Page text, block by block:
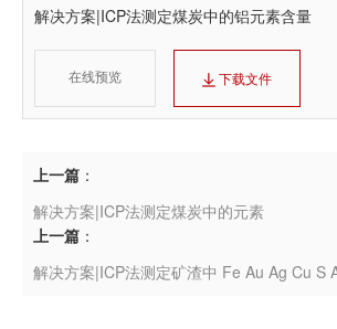
解决方案|ICP法测定煤炭中的铝元素含量
在线预览 下载文件
上一篇 ：
解决方案|ICP法测定煤炭中的元素
上一篇 ：
解决方案|ICP法测定矿渣中 Fe Au Ag Cu S